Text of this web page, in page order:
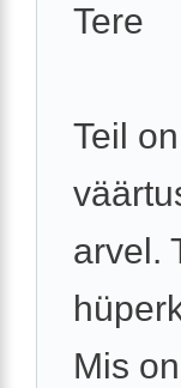
Tere
Teil
arvel.
Mis